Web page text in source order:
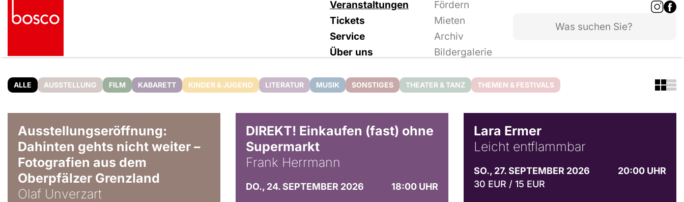
Veranstaltungen
Fördern
Tickets
Mieten
Service
Archiv
Über uns
Bildergalerie
ALLE AUSSTELLUNG FILM KABARETT KINDER & JUGEND LITERATUR MUSIK SONSTIGES THEATER & TANZ THEMEN & FESTIVALS
Ausstellungseröffnung:
Dahinten gehts nicht weiter –
Fotografien aus dem
Oberpfälzer Grenzland
Olaf Unverzart
DIREKT! Einkaufen (fast) ohne
Supermarkt
Frank Herrmann
DO., 24. SEPTEMBER 2026 18:00 UHR
Lara Ermer
Leicht entflammbar
SO., 27. SEPTEMBER 2026
20:00 UHR
30 EUR / 15 EUR